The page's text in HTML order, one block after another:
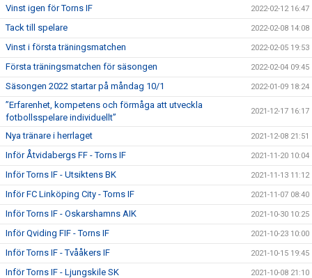
Vinst igen för Torns IF 2022-02-12 16:47
Tack till spelare 2022-02-08 14:08
Vinst i första träningsmatchen 2022-02-05 19:53
Första träningsmatchen för säsongen 2022-02-04 09:45
Säsongen 2022 startar på måndag 10/1 2022-01-09 18:24
”Erfarenhet, kompetens och förmåga att utveckla
fotbollsspelare individuellt”
2021-12-17 16:17
Nya tränare i herrlaget 2021-12-08 21:51
Inför Åtvidabergs FF - Torns IF 2021-11-20 10:04
Inför Torns IF - Utsiktens BK 2021-11-13 11:12
Inför FC Linköping City - Torns IF 2021-11-07 08:40
Inför Torns IF - Oskarshamns AIK 2021-10-30 10:25
Inför Qviding FIF - Torns IF 2021-10-23 10:00
Inför Torns IF - Tvååkers IF 2021-10-15 19:45
Inför Torns IF - Ljungskile SK 2021-10-08 21:10